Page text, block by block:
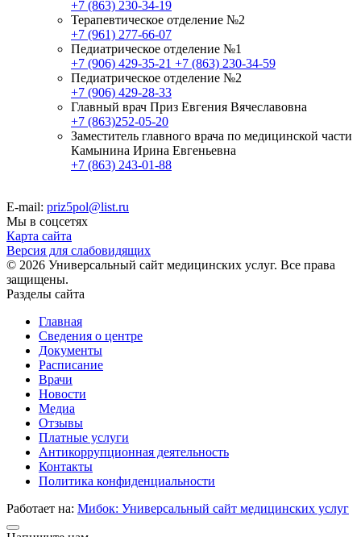
+7 (863) 230-34-19
Терапевтическое отделение №2
+7 (961) 277-66-07
Педиатрическое отделение №1
+7 (906) 429-35-21 +7 (863) 230-34-59
Педиатрическое отделение №2
+7 (906) 429-28-33
Главный врач Приз Евгения Вячеславовна
+7 (863)252-05-20
Заместитель главного врача по медицинской части
Камынина Ирина Евгеньевна
+7 (863) 243-01-88
E-mail: priz5pol@list.ru
Мы в соцсетях
Карта сайта
Версия для слабовидящих
© 2026 Универсальный сайт медицинских услуг. Все права
защищены.
Разделы сайта
Главная
Сведения о центре
Документы
Расписание
Врачи
Новости
Медиа
Отзывы
Платные услуги
Антикоррупционная деятельность
Контакты
Политика конфиденциальности
Работает на: Мибок: Универсальный сайт медицинских услуг